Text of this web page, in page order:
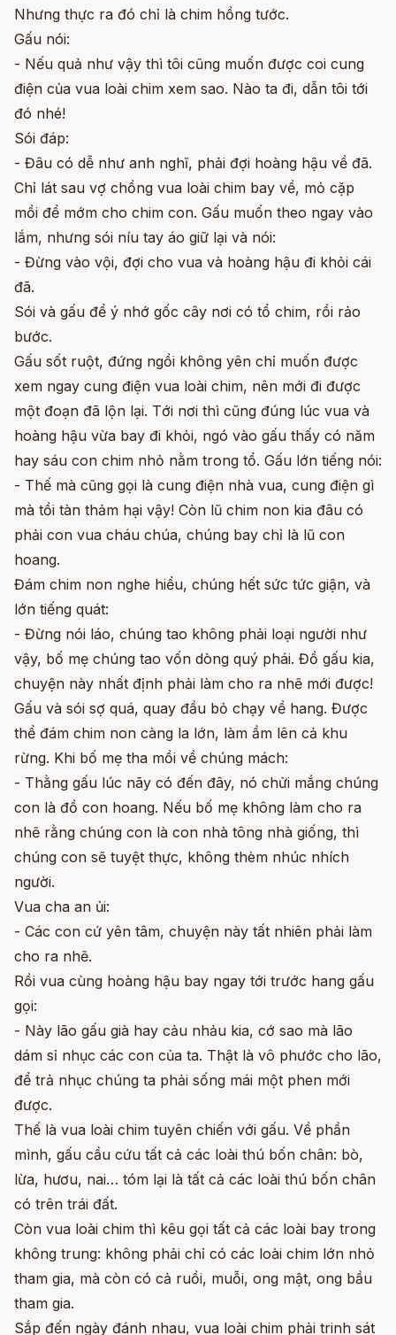
Nhưng thực ra đó chỉ là chim hồng tước.
Gấu nói:
- Nếu quả như vậy thì tôi cũng muốn được coi cung
điện của vua loài chim xem sao. Nào ta đi, dẫn tôi tới
đó nhé!
Sói đáp:
- Đâu có dễ như anh nghĩ, phải đợi hoàng hậu về đã.
Chỉ lát sau vợ chồng vua loài chim bay về, mỏ cặp
mồi để mớm cho chim con. Gấu muốn theo ngay vào
lắm, nhưng sói níu tay áo giữ lại và nói:
- Đừng vào vội, đợi cho vua và hoàng hậu đi khỏi cái
đã.
Sói và gấu để ý nhớ gốc cây nơi có tổ chim, rồi rảo
bước.
Gấu sốt ruột, đứng ngồi không yên chỉ muốn được
xem ngay cung điện vua loài chim, nên mới đi được
một đoạn đã lộn lại. Tới nơi thì cũng đúng lúc vua và
hoàng hậu vừa bay đi khỏi, ngó vào gấu thấy có năm
hay sáu con chim nhỏ nằm trong tổ. Gấu lớn tiếng nói:
- Thế mà cũng gọi là cung điện nhà vua, cung điện gì
mà tồi tàn thảm hại vậy! Còn lũ chim non kia đâu có
phải con vua cháu chúa, chúng bay chỉ là lũ con
hoang.
Đám chim non nghe hiểu, chúng hết sức tức giận, và
lớn tiếng quát:
- Đừng nói láo, chúng tao không phải loại người như
vậy, bố mẹ chúng tao vốn dòng quý phái. Đồ gấu kia,
chuyện này nhất định phải làm cho ra nhẽ mới được!
Gấu và sói sợ quá, quay đầu bỏ chạy về hang. Được
thể đám chim non càng la lớn, làm ầm lên cả khu
rừng. Khi bố mẹ tha mồi về chúng mách:
- Thằng gấu lúc nãy có đến đây, nó chửi mắng chúng
con là đồ con hoang. Nếu bố mẹ không làm cho ra
nhẽ rằng chúng con là con nhà tông nhà giống, thì
chúng con sẽ tuyệt thực, không thèm nhúc nhích
người.
Vua cha an ủi:
- Các con cứ yên tâm, chuyện này tất nhiên phải làm
cho ra nhẽ.
Rồi vua cùng hoàng hậu bay ngay tới trước hang gấu
gọi:
- Này lão gấu già hay cảu nhảu kia, cớ sao mà lão
dám sỉ nhục các con của ta. Thật là vô phước cho lão,
để trả nhục chúng ta phải sống mái một phen mới
được.
Thế là vua loài chim tuyên chiến với gấu. Về phần
mình, gấu cầu cứu tất cả các loài thú bốn chân: bò,
lừa, hươu, nai… tóm lại là tất cả các loài thú bốn chân
có trên trái đất.
Còn vua loài chim thì kêu gọi tất cả các loài bay trong
không trung: không phải chỉ có các loài chim lớn nhỏ
tham gia, mà còn có cả ruồi, muỗi, ong mật, ong bầu
tham gia.
Sắp đến ngày đánh nhau, vua loài chim phải trinh sát